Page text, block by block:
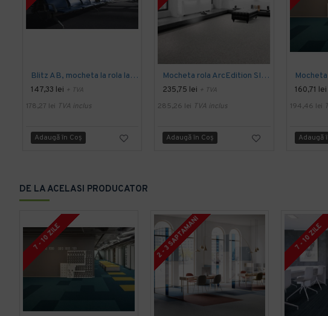
Blitz AB, mocheta la rola latime 4 m, Balta Industries
147,33 lei + TVA
178,27 lei TVA inclus
Adaugă în Coş
Mocheta rola ArcEdition SIRIOUS AB
235,75 lei + TVA
285,26 lei TVA inclus
Adaugă în Coş
160,71 lei
194,46 lei
Adaugă
DE LA ACELASI PRODUCATOR
7 - 10 ZILE 2 - 3 SAPTAMANI 7 - 10 ZILE